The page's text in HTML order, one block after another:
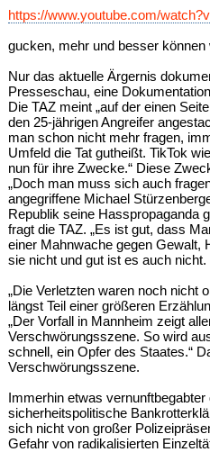
https://www.youtube.com/
gucken, mehr und besser
Nur das aktuelle Ärgernis
Presseschau, eine
Die TAZ meint „auf der einen
den 25-jährigen Angreifer
man schon nicht mehr fragen,
Umfeld die Tat gutheißt. TikTok
nun für ihre Zwecke.“ Diese
„Doch man muss sich auch
angegriffene Michael
Republik seine Hasspropaganda
fragt die TAZ. „Es ist gut, dass
einer Mahnwache gegen Gewalt,
sie nicht und gut ist es auch nicht.
„Die Verletzten waren noch nicht
längst Teil einer größeren
„Der Vorfall in Mannheim zeigt
Verschwörungsszene. So wird
schnell, ein Opfer des Staates.“
Verschwörungsszene.
Immerhin etwas
sicherheitspolitische
sich nicht von großer
Gefahr von radikalisierten